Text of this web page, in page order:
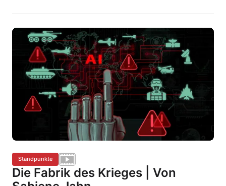
Standpunkte
Die Fabrik des Krieges | Von